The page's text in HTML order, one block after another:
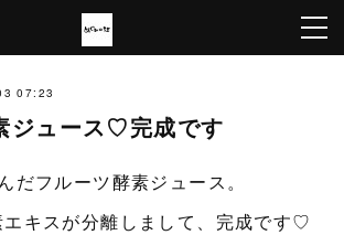
07:23
ジュース♡完成です
だフルーツ酵素ジュース。
キスが分離しまして、完成です♡